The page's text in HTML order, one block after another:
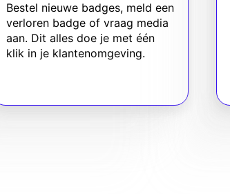
Bestel nieuwe badges, meld een
verloren badge of vraag media
aan. Dit alles doe je met één
klik in je klantenomgeving.